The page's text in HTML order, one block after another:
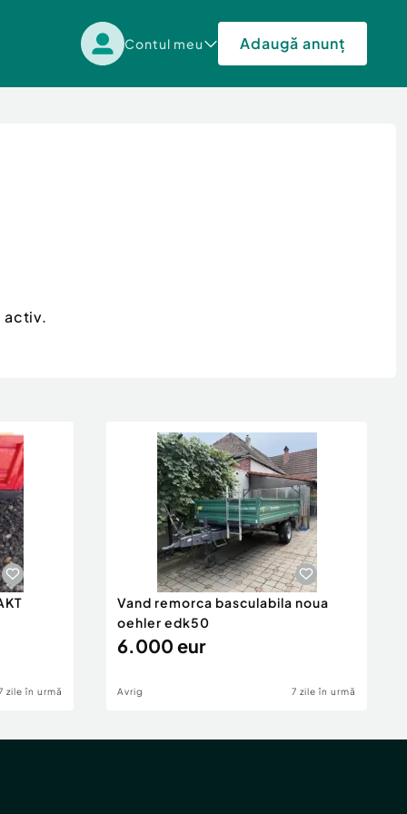
Contul meu Adaugă anunț
activ.
zile în urmă
Vand remorca basculabila noua
oehler edk50
6.000 eur
Avrig 7 zile în urmă